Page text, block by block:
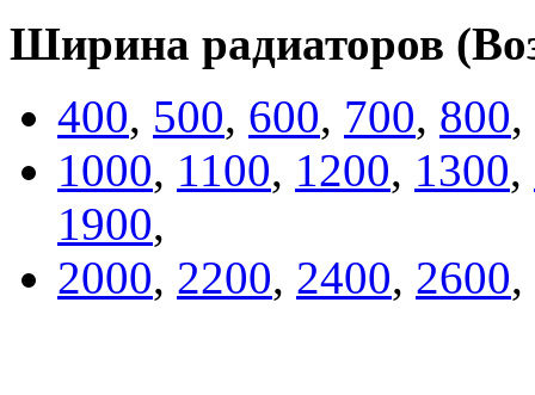
Ширина радиаторов
400, 500, 600, 700, 800,
1000, 1100, 1200, 1300,
1900,
2000, 2200, 2400, 2600,